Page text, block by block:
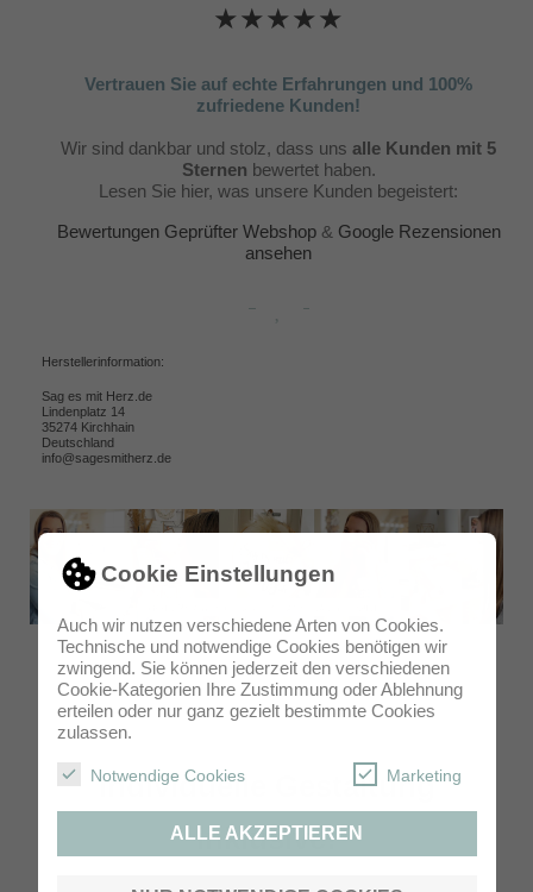
Cookie Einstellungen
Auch wir nutzen verschiedene Arten von Cookies.
Technische und notwendige Cookies benötigen wir
zwingend. Sie können jederzeit den verschiedenen
Cookie-Kategorien Ihre Zustimmung oder Ablehnung
erteilen oder nur ganz gezielt bestimmte Cookies
zulassen.
Notwendige Cookies Marketing
ALLE AKZEPTIEREN
★★★★★
Vertrauen Sie auf echte Erfahrungen und 100%
zufriedene Kunden!
Wir sind dankbar und stolz, dass uns alle Kunden mit 5
Sternen bewertet haben.
Lesen Sie hier, was unsere Kunden begeistert:
Bewertungen Geprüfter Webshop& Google Rezensionen
ansehen
Herstellerinformation:
Sag es mit Herz.de
Lindenplatz 14
35274 Kirchhain
Deutschland
info@sagesmitherz.de
Individuelle Gestaltung
inklusive!